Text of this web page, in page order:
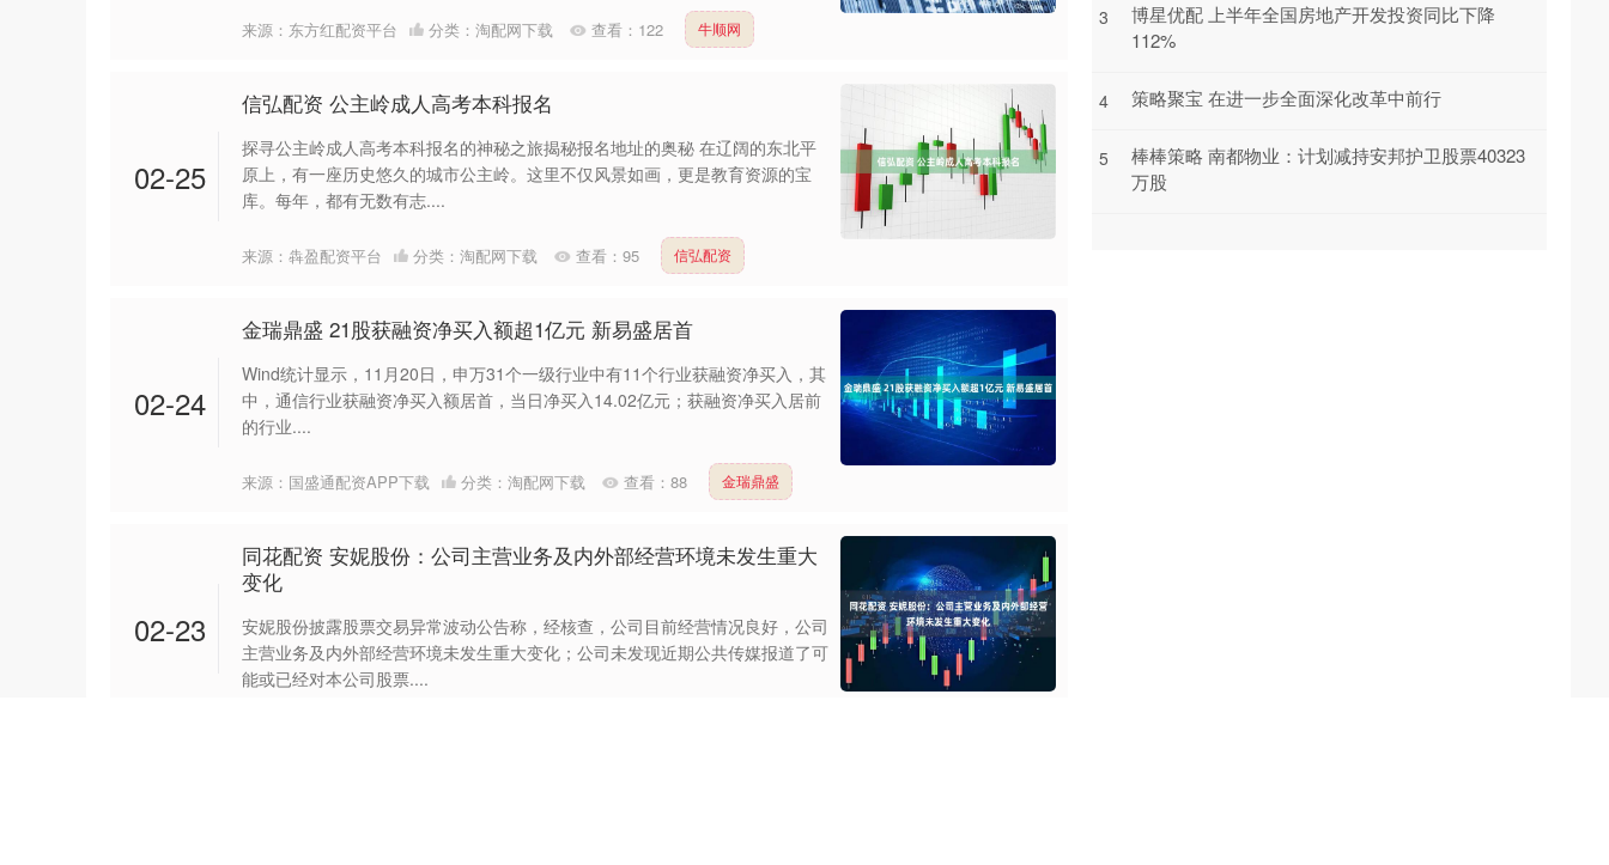
来源：东方红配资平台 分类： 淘配网下载 查看： 122 牛顺网
02-25
信弘配资 公主岭成人高考本科报名
探寻公主岭成人高考本科报名的神秘之旅揭秘报名地址的奥秘 在辽阔的东北平
原上，有一座历史悠久的城市公主岭。这里不仅风景如画，更是教育资源的宝
库。每年，都有无数有志....
来源：犇盈配资平台 分类： 淘配网下载 查看： 95 信弘配资
02-24
金瑞鼎盛 21股获融资净买入额超1亿元 新易盛居首
Wind统计显示，11月20日，申万31个一级行业中有11个行业获融资净买入，其
中，通信行业获融资净买入额居首，当日净买入14.02亿元；获融资净买入居前
的行业....
来源：国盛通配资APP下载 分类： 淘配网下载 查看： 88 金瑞鼎盛
02-23
同花配资 安妮股份：公司主营业务及内外部经营环境未发生重大
变化
安妮股份披露股票交易异常波动公告称，经核查，公司目前经营情况良好，公司
主营业务及内外部经营环境未发生重大变化；公司未发现近期公共传媒报道了可
能或已经对本公司股票....
3
博星优配 上半年全国房地产开发投资同比下降
112%
4 策略聚宝 在进一步全面深化改革中前行
5
棒棒策略 南都物业：计划减持安邦护卫股票40323
万股